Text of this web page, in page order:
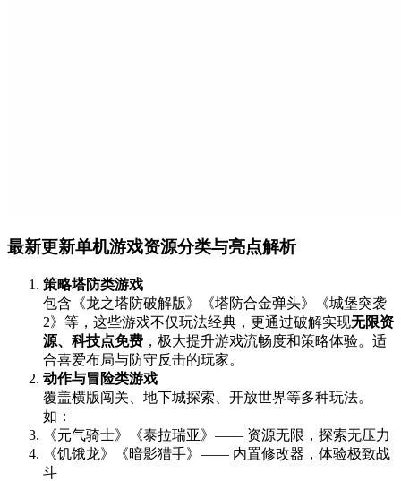
最新更新单机游戏资源分类与亮点解析
策略塔防类游戏
包含《龙之塔防破解版》《塔防合金弹头》《城堡突袭
2》等，这些游戏不仅玩法经典，更通过破解实现无限资
源、科技点免费 ，极大提升游戏流畅度和策略体验。适
合喜爱布局与防守反击的玩家。
动作与冒险类游戏
覆盖横版闯关、地下城探索、开放世界等多种玩法。
如：
《元气骑士》《泰拉瑞亚》—— 资源无限，探索无压力
《饥饿龙》《暗影猎手》—— 内置修改器，体验极致战
斗